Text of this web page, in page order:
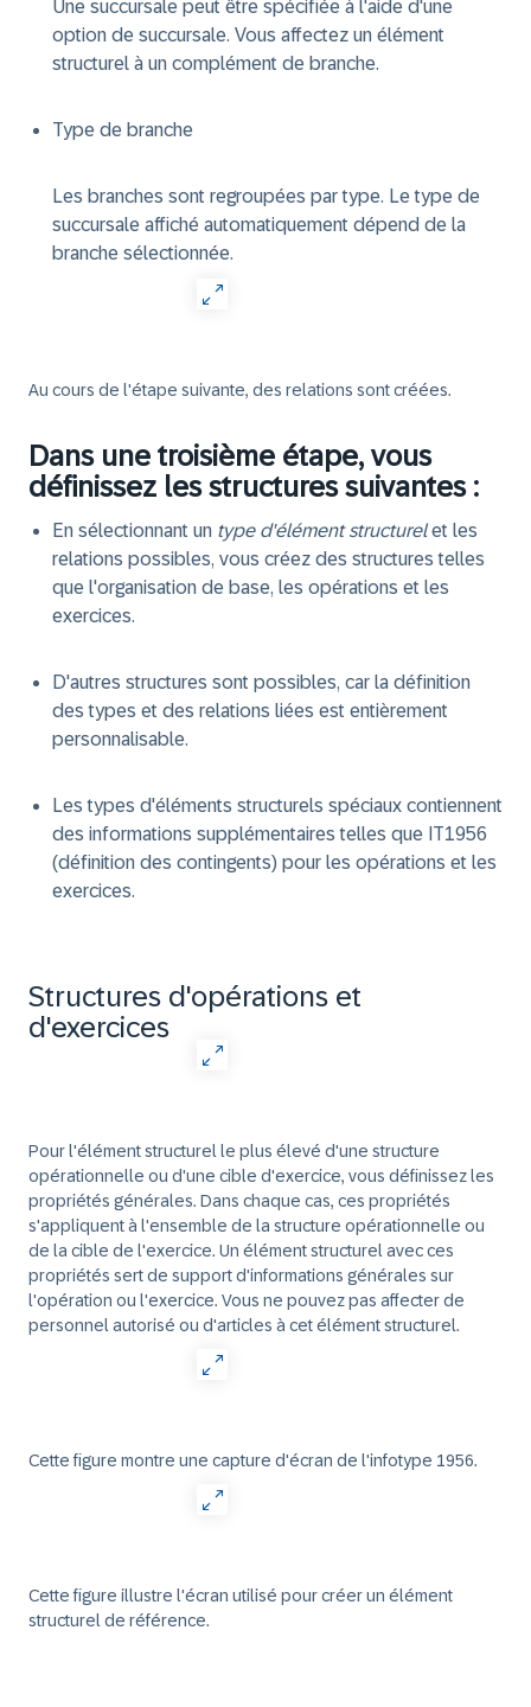
Une succursale peut être spécifiée à l'aide d'une
option de succursale. Vous affectez un élément
structurel à un complément de branche.
Type de branche
Les branches sont regroupées par type. Le type de
succursale affiché automatiquement dépend de la
branche sélectionnée.
Au cours de l'étape suivante, des relations sont créées.
Dans une troisième étape, vous
définissez les structures suivantes :
En sélectionnant un type d'élément structurelet les
relations possibles, vous créez des structures telles
que l'organisation de base, les opérations et les
exercices.
D'autres structures sont possibles, car la définition
des types et des relations liées est entièrement
personnalisable.
Les types d'éléments structurels spéciaux contiennent
des informations supplémentaires telles que IT1956
(définition des contingents) pour les opérations et les
exercices.
Structures d'opérations et
d'exercices
Pour l'élément structurel le plus élevé d'une structure
opérationnelle ou d'une cible d'exercice, vous définissez les
propriétés générales. Dans chaque cas, ces propriétés
s'appliquent à l'ensemble de la structure opérationnelle ou
de la cible de l'exercice. Un élément structurel avec ces
propriétés sert de support d'informations générales sur
l'opération ou l'exercice. Vous ne pouvez pas affecter de
personnel autorisé ou d'articles à cet élément structurel.
Cette figure montre une capture d'écran de l'infotype 1956.
Cette figure illustre l'écran utilisé pour créer un élément
structurel de référence.